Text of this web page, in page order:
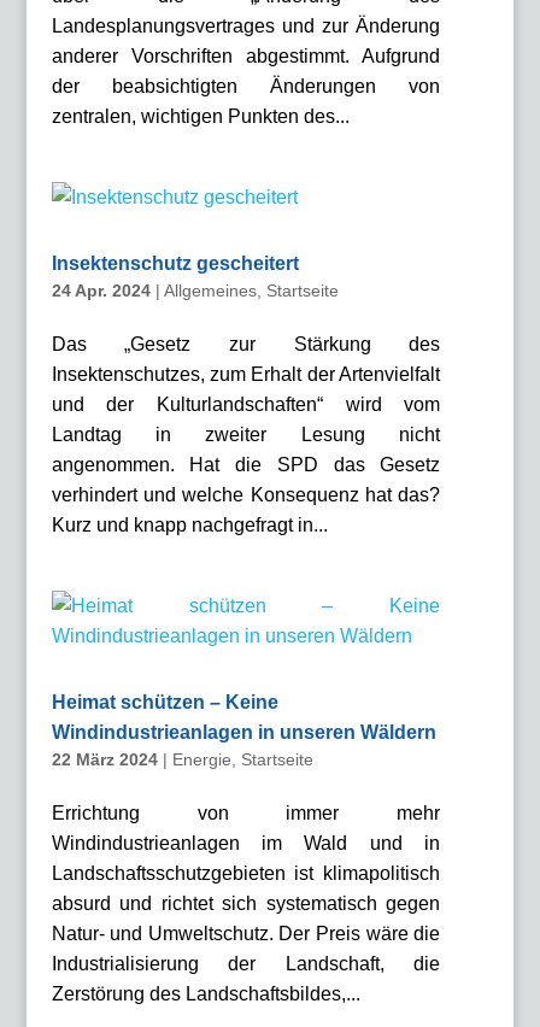
Landesplanungsvertrages und zur Änderung
anderer Vorschriften abgestimmt. Aufgrund
der beabsichtigten Änderungen von
zentralen, wichtigen Punkten des...
Insektenschutz gescheitert
24 Apr. 2024| Allgemeines, Startseite
Das „Gesetz zur Stärkung des
Insektenschutzes, zum Erhalt der Artenvielfalt
und der Kulturlandschaften“ wird vom
Landtag in zweiter Lesung nicht
angenommen. Hat die SPD das Gesetz
verhindert und welche Konsequenz hat das?
Kurz und knapp nachgefragt in...
Heimat schützen – Keine
Windindustrieanlagen in unseren Wäldern
22 März 2024| Energie Startseite
Errichtung von immer mehr
Windindustrieanlagen im Wald und in
Landschaftsschutzgebieten ist klimapolitisch
absurd und richtet sich systematisch gegen
Natur- und Umweltschutz. Der Preis wäre die
Industrialisierung der Landschaft, die
Zerstörung des Landschaftsbildes,...